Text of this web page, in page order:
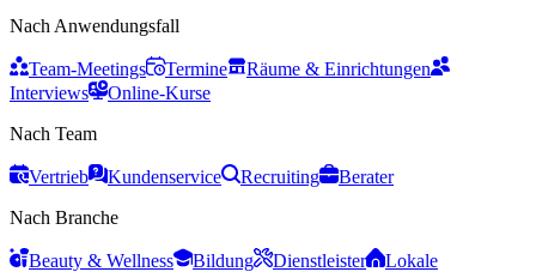
Nach Anwendungsfall
Team-Meetings Termine
Räume & Einrichtungen
Interviews
Online-Kurse
Nach Team
Vertrieb Kundenservice Recruiting
Berater
Nach Branche
Beauty & Wellness Bildung Dienstleister
Lokale